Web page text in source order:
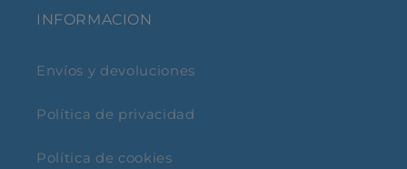
INFORMACION
Envíos y devoluciones
Política de privacidad
Política de cookies